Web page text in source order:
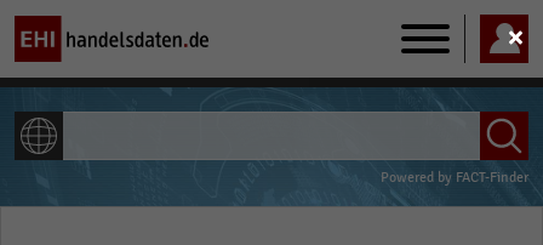
Main
navigation
Powered by FACT-Finder